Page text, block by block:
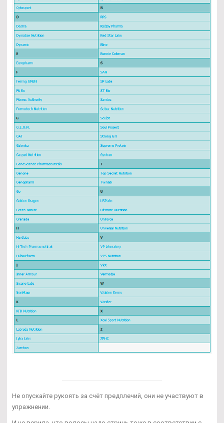
Не опускайте рукоять за счёт предплечий, они не участвуют в
упражнении.